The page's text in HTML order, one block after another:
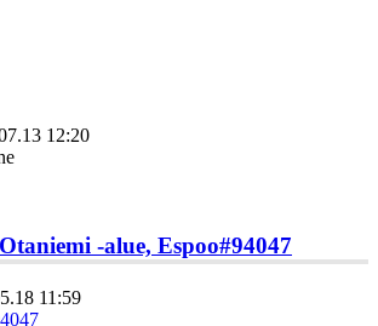
12:20
-alue, Espoo#94047
11:59